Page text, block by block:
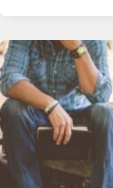
AVAGY
LEGYENEK
SZAVAINK
„ABLAKOK”!